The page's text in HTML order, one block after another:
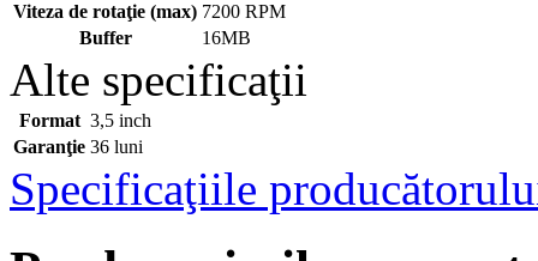
Viteza de rotaţie (max) 7200 RPM
Buffer
16MB
Alte specificaţii
Format 3,5 inch
Garanţie 36 luni
Specificaţiile